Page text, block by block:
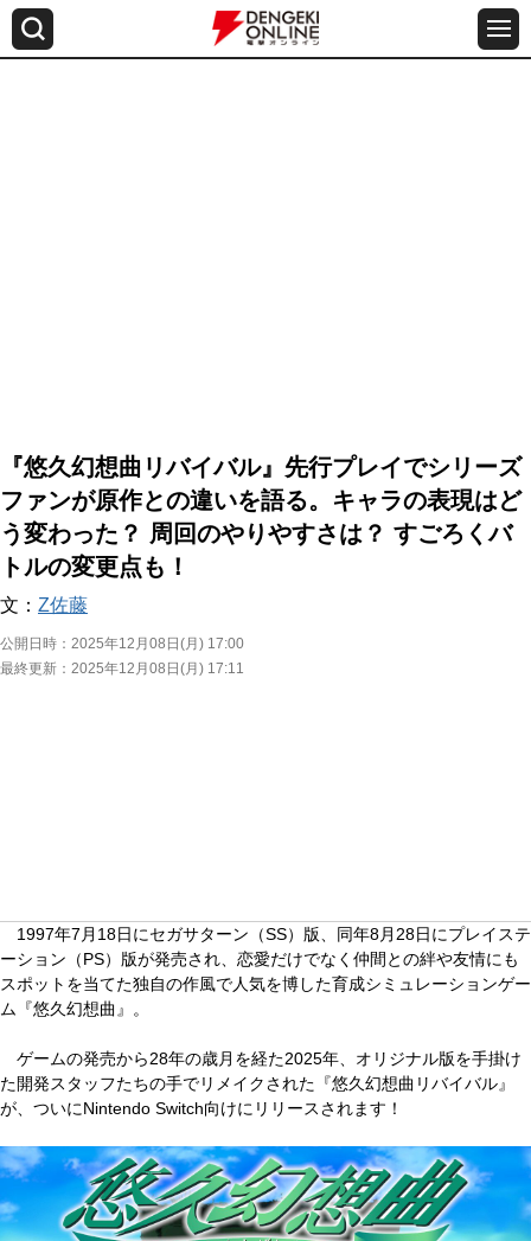
『悠久幻想曲リバイバル』先行プレイでシリーズ
ファンが原作との違いを語る。キャラの表現はど
う変わった？ 周回のやりやすさは？ すごろくバ
トルの変更点も！
文： Z佐藤
公開日時： 2025年12月08日(月) 17:00
最終更新： 2025年12月08日(月) 17:11
1997年7月18日にセガサターン（SS）版、同年8月28日にプレイステ
ーション（PS）版が発売され、恋愛だけでなく仲間との絆や友情にも
スポットを当てた独自の作風で人気を博した育成シミュレーションゲー
ム『悠久幻想曲』。
ゲームの発売から28年の歳月を経た2025年、オリジナル版を手掛け
た開発スタッフたちの手でリメイクされた『悠久幻想曲リバイバル』
が、ついにNintendo Switch向けにリリースされます！